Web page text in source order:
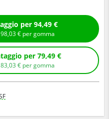
Compra con montaggio per 94,49 €
98,03€ per gomma
Compra senza montaggio per 79,49 €
83,03 € per gomma